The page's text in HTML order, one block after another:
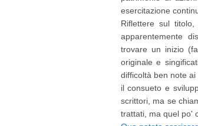
esercitazione
Riflettere sul
apparentemente
trovare un inizio
originale e
difficoltà ben note
il consueto e
scrittori, ma se
trattati, ma quel po'